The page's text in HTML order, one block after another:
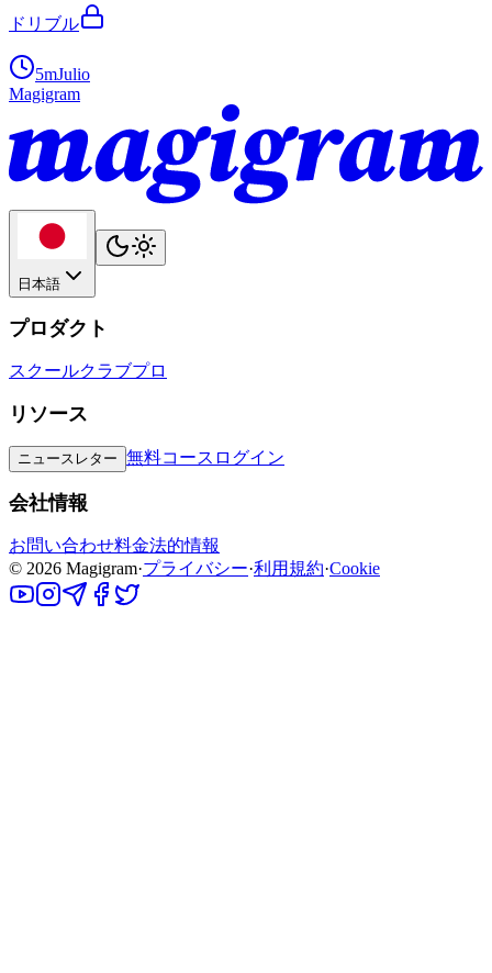
ドリブル
5mJulio
Magigram
日本語
プロダクト
スクールクラブプロ
リソース
ニュースレター 無料コース ログイン
会社情報
お問い合わせ料金法的情報
© 2026 Magigram·プライバシー·利用規約·Cookie